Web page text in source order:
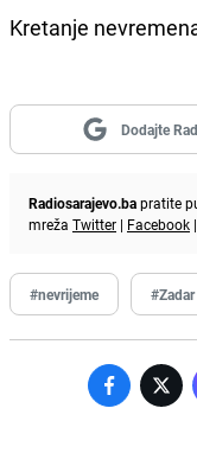
Kretanje
Dodajte
Radiosarajevo.bapratite
mreža Twitter | Facebook |
#nevrijeme #Zadar